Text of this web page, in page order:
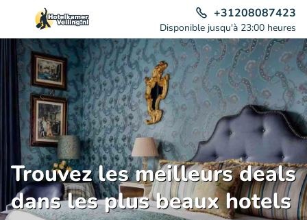
+31208087423
Disponible jusqu'à 23:00 heures
Trouvez les meilleurs deals
dans les plus beaux hotels